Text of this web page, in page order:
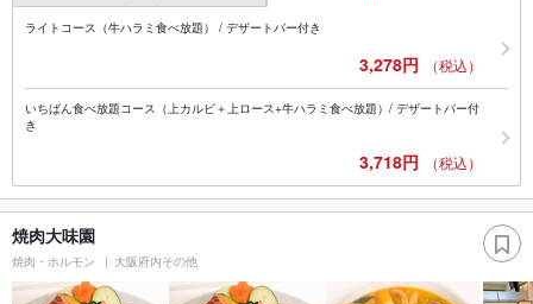
ライトコース（牛ハラミ食べ放題） / デザートバー付き
3,278円 （税込）
いちばん食べ放題コース（上カルビ＋上ロース+牛ハラミ食べ放題）/ デザートバー付
き
3,718円 （税込）
焼肉大味園
焼肉・ホルモン 大阪府内その他